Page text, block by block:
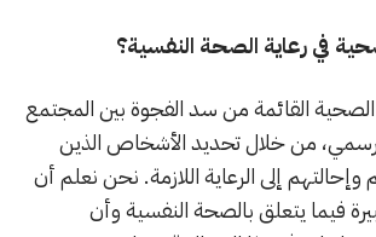
في رعاية الصحة النفسية؟
القائمة من سد الفجوة بين المجتمع
من خلال تحديد الأشخاص الذين
إلى الرعاية اللازمة. نحن نعلم أن
فيما يتعلق بالصحة النفسية وأن